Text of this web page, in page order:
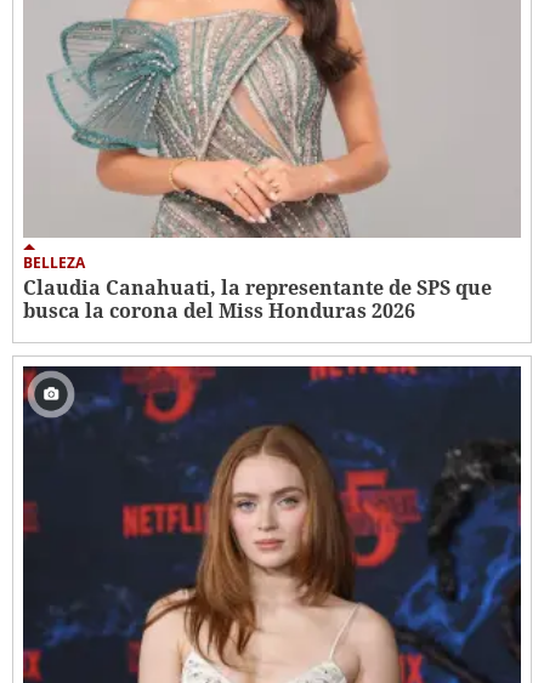
BELLEZA
Claudia Canahuati, la representante de SPS que
busca la corona del Miss Honduras 2026